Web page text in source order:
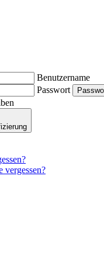
Benutzername
Passwort
vergessen?